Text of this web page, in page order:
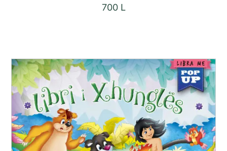
700 L